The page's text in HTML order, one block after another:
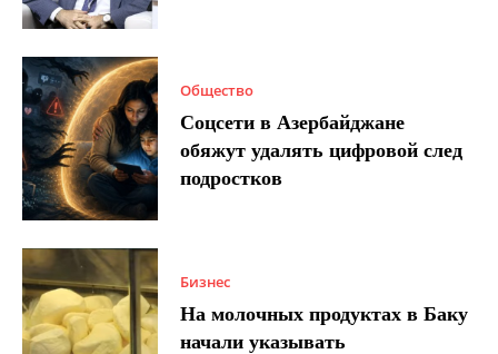
Общество
Соцсети в Азербайджане
обяжут удалять цифровой след
подростков
Бизнес
На молочных продуктах в Баку
начали указывать